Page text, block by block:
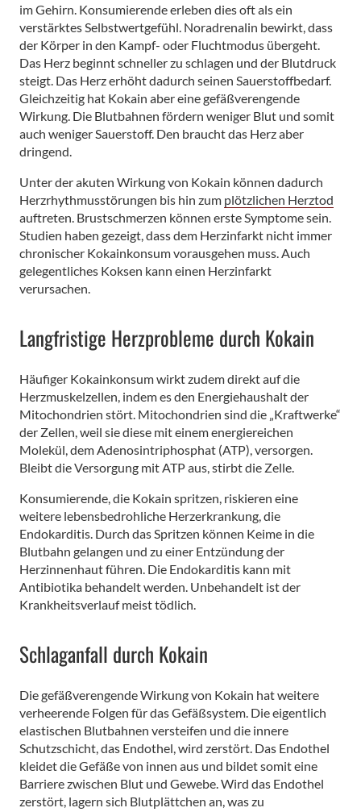
im Gehirn. Konsumierende erleben dies oft als ein
verstärktes Selbstwertgefühl. Noradrenalin bewirkt, dass
der Körper in den Kampf- oder Fluchtmodus übergeht.
Das Herz beginnt schneller zu schlagen und der Blutdruck
steigt. Das Herz erhöht dadurch seinen Sauerstoffbedarf.
Gleichzeitig hat Kokain aber eine gefäßverengende
Wirkung. Die Blutbahnen fördern weniger Blut und somit
auch weniger Sauerstoff. Den braucht das Herz aber
dringend.
Unter der akuten Wirkung von Kokain können dadurch
Herzrhythmusstörungen bis hin zum plötzlichen Herztod
auftreten. Brustschmerzen können erste Symptome sein.
Studien haben gezeigt, dass dem Herzinfarkt nicht immer
chronischer Kokainkonsum vorausgehen muss. Auch
gelegentliches Koksen kann einen Herzinfarkt
verursachen.
Langfristige Herzprobleme durch Kokain
Häufiger Kokainkonsum wirkt zudem direkt auf die
Herzmuskelzellen, indem es den Energiehaushalt der
Mitochondrien stört. Mitochondrien sind die „Kraftwerke“
der Zellen, weil sie diese mit einem energiereichen
Molekül, dem Adenosintriphosphat (ATP), versorgen.
Bleibt die Versorgung mit ATP aus, stirbt die Zelle.
Konsumierende, die Kokain spritzen, riskieren eine
weitere lebensbedrohliche Herzerkrankung, die
Endokarditis. Durch das Spritzen können Keime in die
Blutbahn gelangen und zu einer Entzündung der
Herzinnenhaut führen. Die Endokarditis kann mit
Antibiotika behandelt werden. Unbehandelt ist der
Krankheitsverlauf meist tödlich.
Schlaganfall durch Kokain
Die gefäßverengende Wirkung von Kokain hat weitere
verheerende Folgen für das Gefäßsystem. Die eigentlich
elastischen Blutbahnen versteifen und die innere
Schutzschicht, das Endothel, wird zerstört. Das Endothel
kleidet die Gefäße von innen aus und bildet somit eine
Barriere zwischen Blut und Gewebe. Wird das Endothel
zerstört, lagern sich Blutplättchen an, was zu